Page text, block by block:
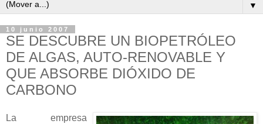
▼
10 junio 2007
SE DESCUBRE UN BIOPETRÓLEO
DE ALGAS, AUTO-RENOVABLE Y
QUE ABSORBE DIÓXIDO DE
CARBONO
La empresa